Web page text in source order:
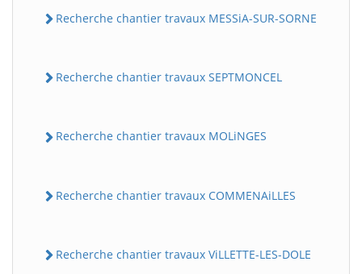
Recherche chantier travaux MESSiA-SUR-SORNE
Recherche chantier travaux SEPTMONCEL
Recherche chantier travaux MOLiNGES
Recherche chantier travaux COMMENAiLLES
Recherche chantier travaux ViLLETTE-LES-DOLE